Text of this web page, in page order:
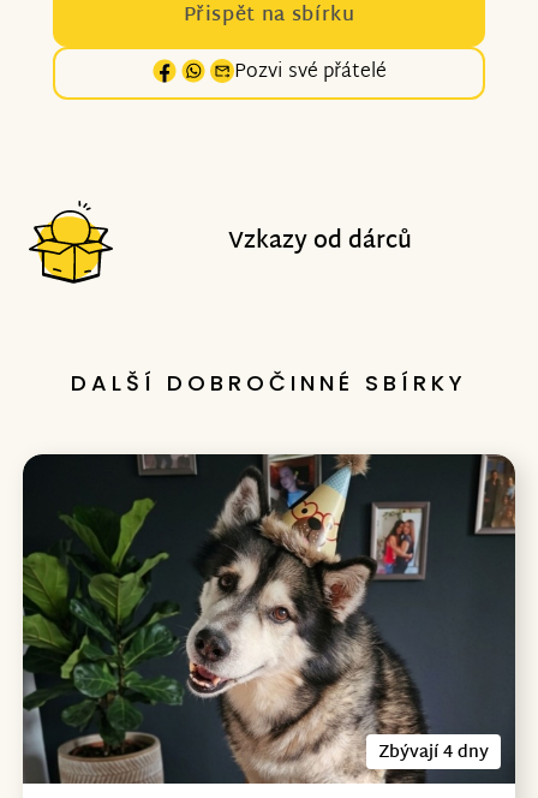
Přispět na sbírku
Pozvi své přátelé
Vzkazy od dárců
DALŠÍ DOBROČINNÉ SBÍRKY
Zbývají 4 dny